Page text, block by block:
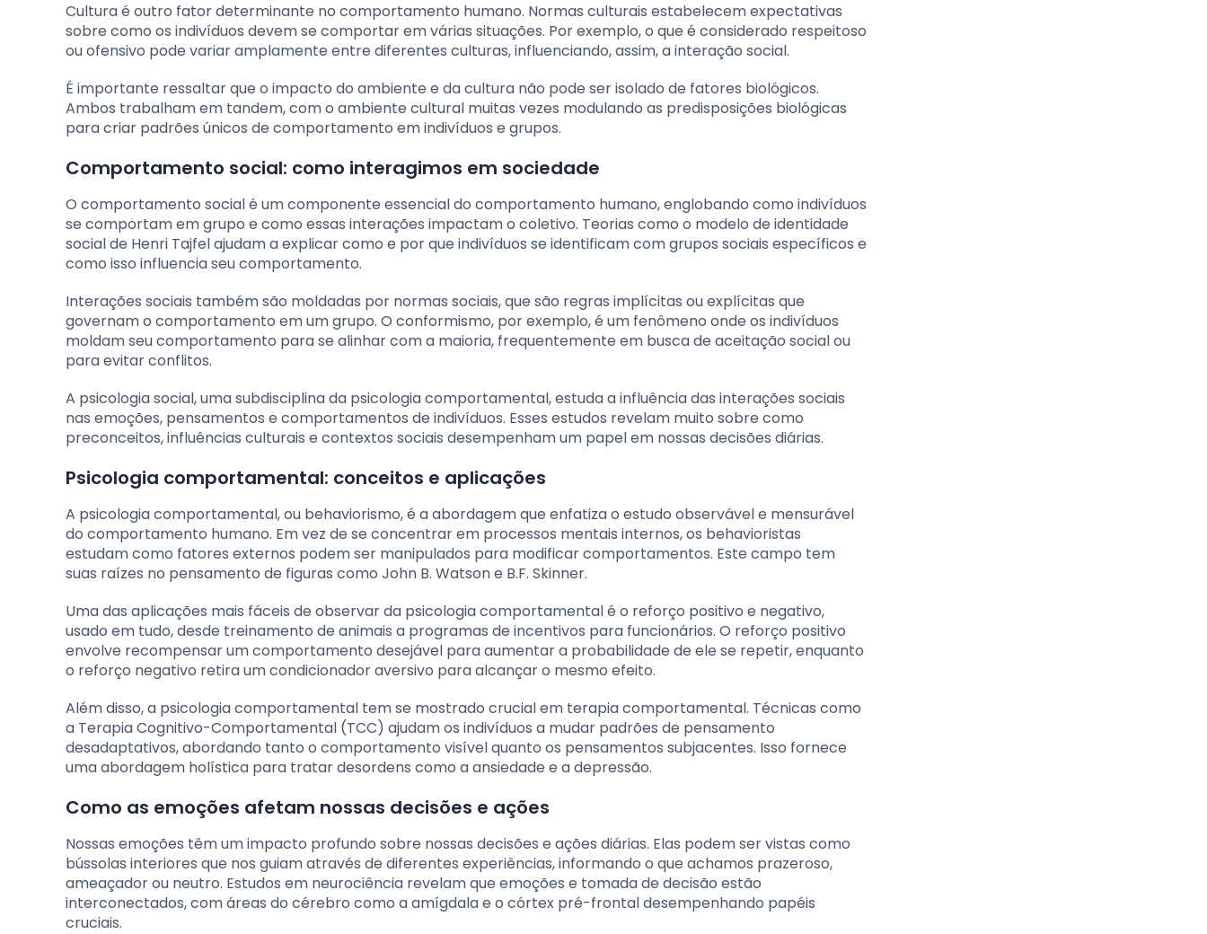
Cultura é outro fator determinante no comportamento humano. Normas culturais estabelecem expectativas
sobre como os indivíduos devem se comportar em várias situações. Por exemplo, o que é considerado respeitoso
ou ofensivo pode variar amplamente entre diferentes culturas, influenciando, assim, a interação social.
É importante ressaltar que o impacto do ambiente e da cultura não pode ser isolado de fatores biológicos.
Ambos trabalham em tandem, com o ambiente cultural muitas vezes modulando as predisposições biológicas
para criar padrões únicos de comportamento em indivíduos e grupos.
Comportamento social: como interagimos em sociedade
O comportamento social é um componente essencial do comportamento humano, englobando como indivíduos
se comportam em grupo e como essas interações impactam o coletivo. Teorias como o modelo de identidade
social de Henri Tajfel ajudam a explicar como e por que indivíduos se identificam com grupos sociais específicos e
como isso influencia seu comportamento.
Interações sociais também são moldadas por normas sociais, que são regras implícitas ou explícitas que
governam o comportamento em um grupo. O conformismo, por exemplo, é um fenômeno onde os indivíduos
moldam seu comportamento para se alinhar com a maioria, frequentemente em busca de aceitação social ou
para evitar conflitos.
A psicologia social, uma subdisciplina da psicologia comportamental, estuda a influência das interações sociais
nas emoções, pensamentos e comportamentos de indivíduos. Esses estudos revelam muito sobre como
preconceitos, influências culturais e contextos sociais desempenham um papel em nossas decisões diárias.
Psicologia comportamental: conceitos e aplicações
A psicologia comportamental, ou behaviorismo, é a abordagem que enfatiza o estudo observável e mensurável
do comportamento humano. Em vez de se concentrar em processos mentais internos, os behavioristas
estudam como fatores externos podem ser manipulados para modificar comportamentos. Este campo tem
suas raízes no pensamento de figuras como John B. Watson e B.F. Skinner.
Uma das aplicações mais fáceis de observar da psicologia comportamental é o reforço positivo e negativo,
usado em tudo, desde treinamento de animais a programas de incentivos para funcionários. O reforço positivo
envolve recompensar um comportamento desejável para aumentar a probabilidade de ele se repetir, enquanto
o reforço negativo retira um condicionador aversivo para alcançar o mesmo efeito.
Além disso, a psicologia comportamental tem se mostrado crucial em terapia comportamental. Técnicas como
a Terapia Cognitivo-Comportamental (TCC) ajudam os indivíduos a mudar padrões de pensamento
desadaptativos, abordando tanto o comportamento visível quanto os pensamentos subjacentes. Isso fornece
uma abordagem holística para tratar desordens como a ansiedade e a depressão.
Como as emoções afetam nossas decisões e ações
Nossas emoções têm um impacto profundo sobre nossas decisões e ações diárias. Elas podem ser vistas como
bússolas interiores que nos guiam através de diferentes experiências, informando o que achamos prazeroso,
ameaçador ou neutro. Estudos em neurociência revelam que emoções e tomada de decisão estão
interconectados, com áreas do cérebro como a amígdala e o córtex pré-frontal desempenhando papéis
cruciais.